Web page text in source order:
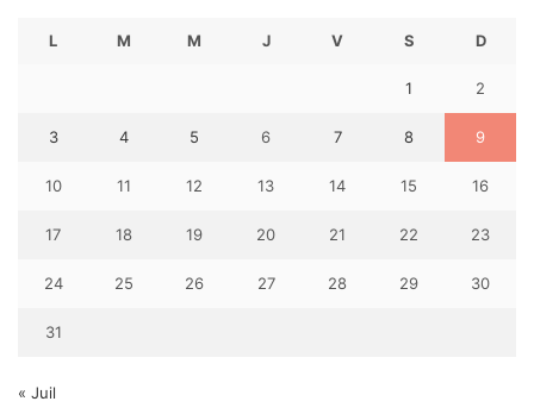
L M M J V S D
1 2
3 4 5 6 7 8 9
10 11 12 13 14 15 16
17 18 19 20 21 22 23
24 25 26 27 28 29 30
31
« Juil